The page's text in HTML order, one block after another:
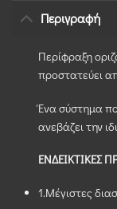
Περιγραφή
Περίφραξη
προστατεύει
Ένα σύστημα
ανεβάζει την
ΕΝΔΕΙΚΤΙΚΕΣ
1.Μέγιστες